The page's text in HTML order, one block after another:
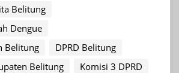
Belitung
Dengue
Belitung
DPRD Belitung
Belitung
Komisi 3 DPRD